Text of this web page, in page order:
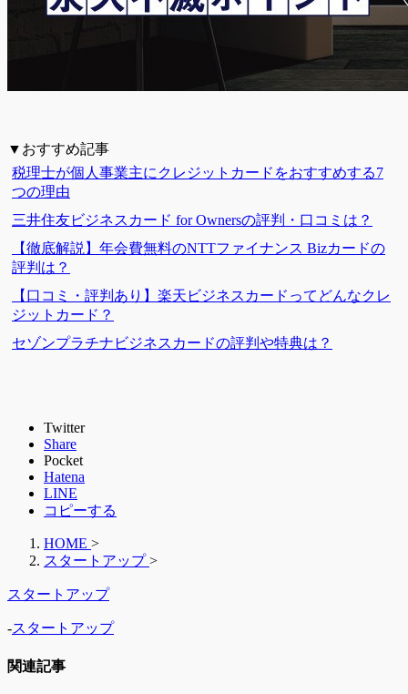
▼おすすめ記事
税理士が個人事業主にクレジットカードをおすすめする7
つの理由
三井住友ビジネスカード for Ownersの評判・口コミは？
【徹底解説】年会費無料のNTTファイナンス Bizカードの
評判は？
【口コミ・評判あり】楽天ビジネスカードってどんなクレ
ジットカード？
セゾンプラチナビジネスカードの評判や特典は？
Twitter
Share
Pocket
Hatena
LINE
コピーする
HOME >
スタートアップ >
スタートアップ
-スタートアップ
関連記事